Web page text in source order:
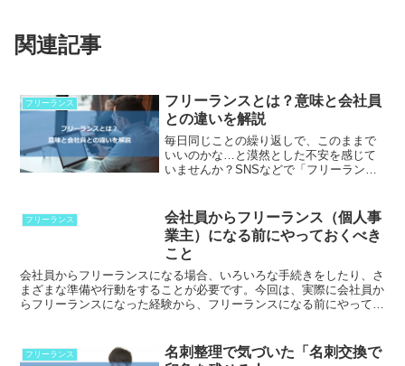
関連記事
フリーランス
フリーランスとは？意味と会社員
との違いを解説
毎日同じことの繰り返しで、このままで
いいのかな…と漠然とした不安を感じて
いませんか？SNSなどで「フリーランス
となんてあるのかな」「フリーランスっ
て具体的に何をするんだ...
フリーランス
会社員からフリーランス（個人事
業主）になる前にやっておくべき
こと
会社員からフリーランスになる場合、いろいろな手続きをしたり、さ
まざまな準備や行動をすることが必要です。今回は、実際に会社員か
らフリーランスになった経験から、フリーランスになる前にやってお
フリーランス
名刺整理で気づいた「名刺交換で